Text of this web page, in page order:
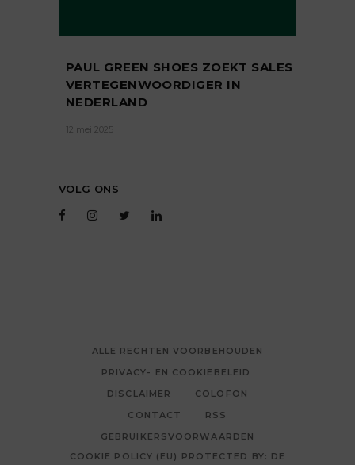
PAUL GREEN SHOES ZOEKT SALES
VERTEGENWOORDIGER IN
NEDERLAND
12 mei 2025
VOLG ONS
ALLE RECHTEN VOORBEHOUDEN
PRIVACY- EN COOKIEBELEID
DISCLAIMER
COLOFON
CONTACT
RSS
GEBRUIKERSVOORWAARDEN
COOKIE POLICY (EU) PROTECTED BY: DE